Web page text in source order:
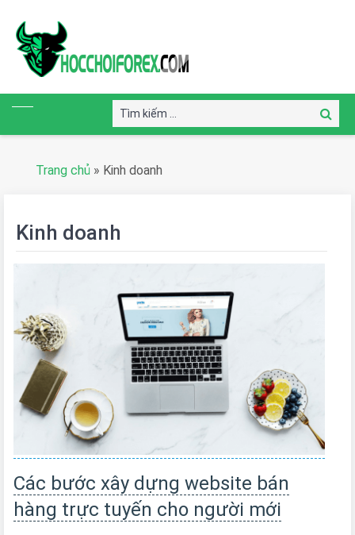
Tìm
kiếm:
Tìm
kiếm
Trang chủ » Kinh doanh
Kinh doanh
Các bước xây dựng website bán
hàng trực tuyến cho người mới